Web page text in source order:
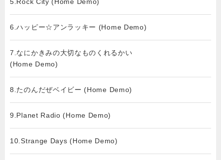
6.ハッピー☆アンラッキー (Home Demo)
7.なにかきみの大切なものくれるかい
(Home Demo)
8.たのんだぜベイビー (Home Demo)
9.Planet Radio (Home Demo)
10.Strange Days (Home Demo)